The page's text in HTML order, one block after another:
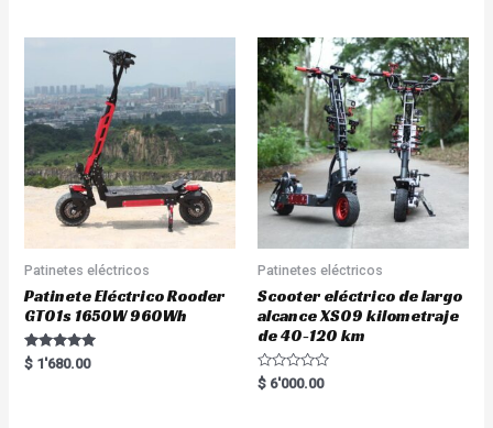
Patinetes eléctricos
Patinete Eléctrico Rooder
GT01s 1650W 960Wh
Rated
5.00
$ 1'680.00
Patinetes eléctricos
Scooter eléctrico de largo
alcance XS09 kilometraje
de 40-120 km
R
a
$ 6'000.00